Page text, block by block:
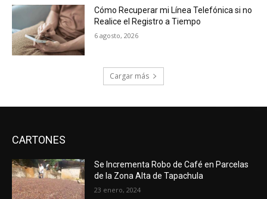
Cómo Recuperar mi Línea Telefónica si no
Realice el Registro a Tiempo
6 agosto, 2026
Cargar más
CARTONES
Se Incrementa Robo de Café en Parcelas
de la Zona Alta de Tapachula
23 enero, 2024